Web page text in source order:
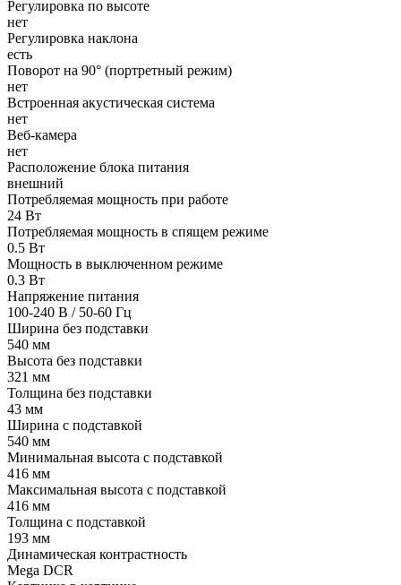
Регулировка по высоте
нет
Регулировка наклона
есть
Поворот на 90° (портретный режим)
нет
Встроенная акустическая система
нет
Веб-камера
нет
Расположение блока питания
внешний
Потребляемая мощность при работе
24 Вт
Потребляемая мощность в спящем режиме
0.5 Вт
Мощность в выключенном режиме
0.3 Вт
Напряжение питания
100-240 В / 50-60 Гц
Ширина без подставки
540 мм
Высота без подставки
321 мм
Толщина без подставки
43 мм
Ширина с подставкой
540 мм
Минимальная высота с подставкой
416 мм
Максимальная высота с подставкой
416 мм
Толщина с подставкой
193 мм
Динамическая контрастность
Mega DCR